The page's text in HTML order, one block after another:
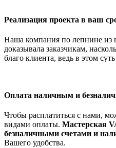
Реализация проекта в ваш
Наша компания по лепнине из
доказывала заказчикам,
благо клиента, ведь в этом
Оплата наличным и
Чтобы расплатиться с нами,
видами оплаты. Мастерская
безналичными счетами и
Вашего удобства.